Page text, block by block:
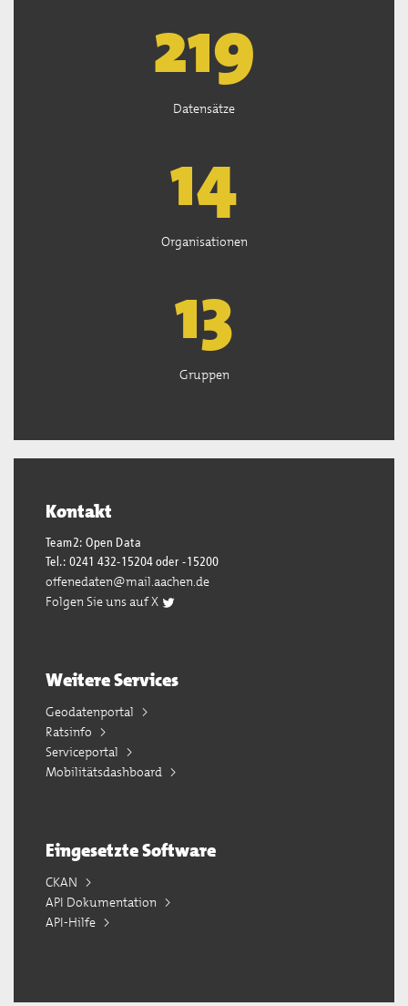
221
Datensätze
15
Organisationen
13
Gruppen
Kontakt
Team2: Open Data
Tel.: 0241 432-15204 oder -15200
offenedaten@mail.aachen.de
Folgen Sie uns auf X
Weitere Services
Geodatenportal
Ratsinfo
Serviceportal
Mobilitätsdashboard
Eingesetzte Software
CKAN
API Dokumentation
API-Hilfe